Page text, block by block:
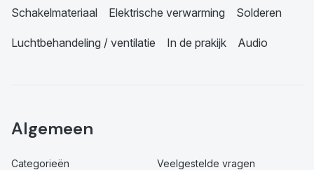
Schakelmateriaal Elektrische verwarming Solderen
Luchtbehandeling / ventilatie In de prakijk Audio
Algemeen
Categorieën Veelgestelde vragen